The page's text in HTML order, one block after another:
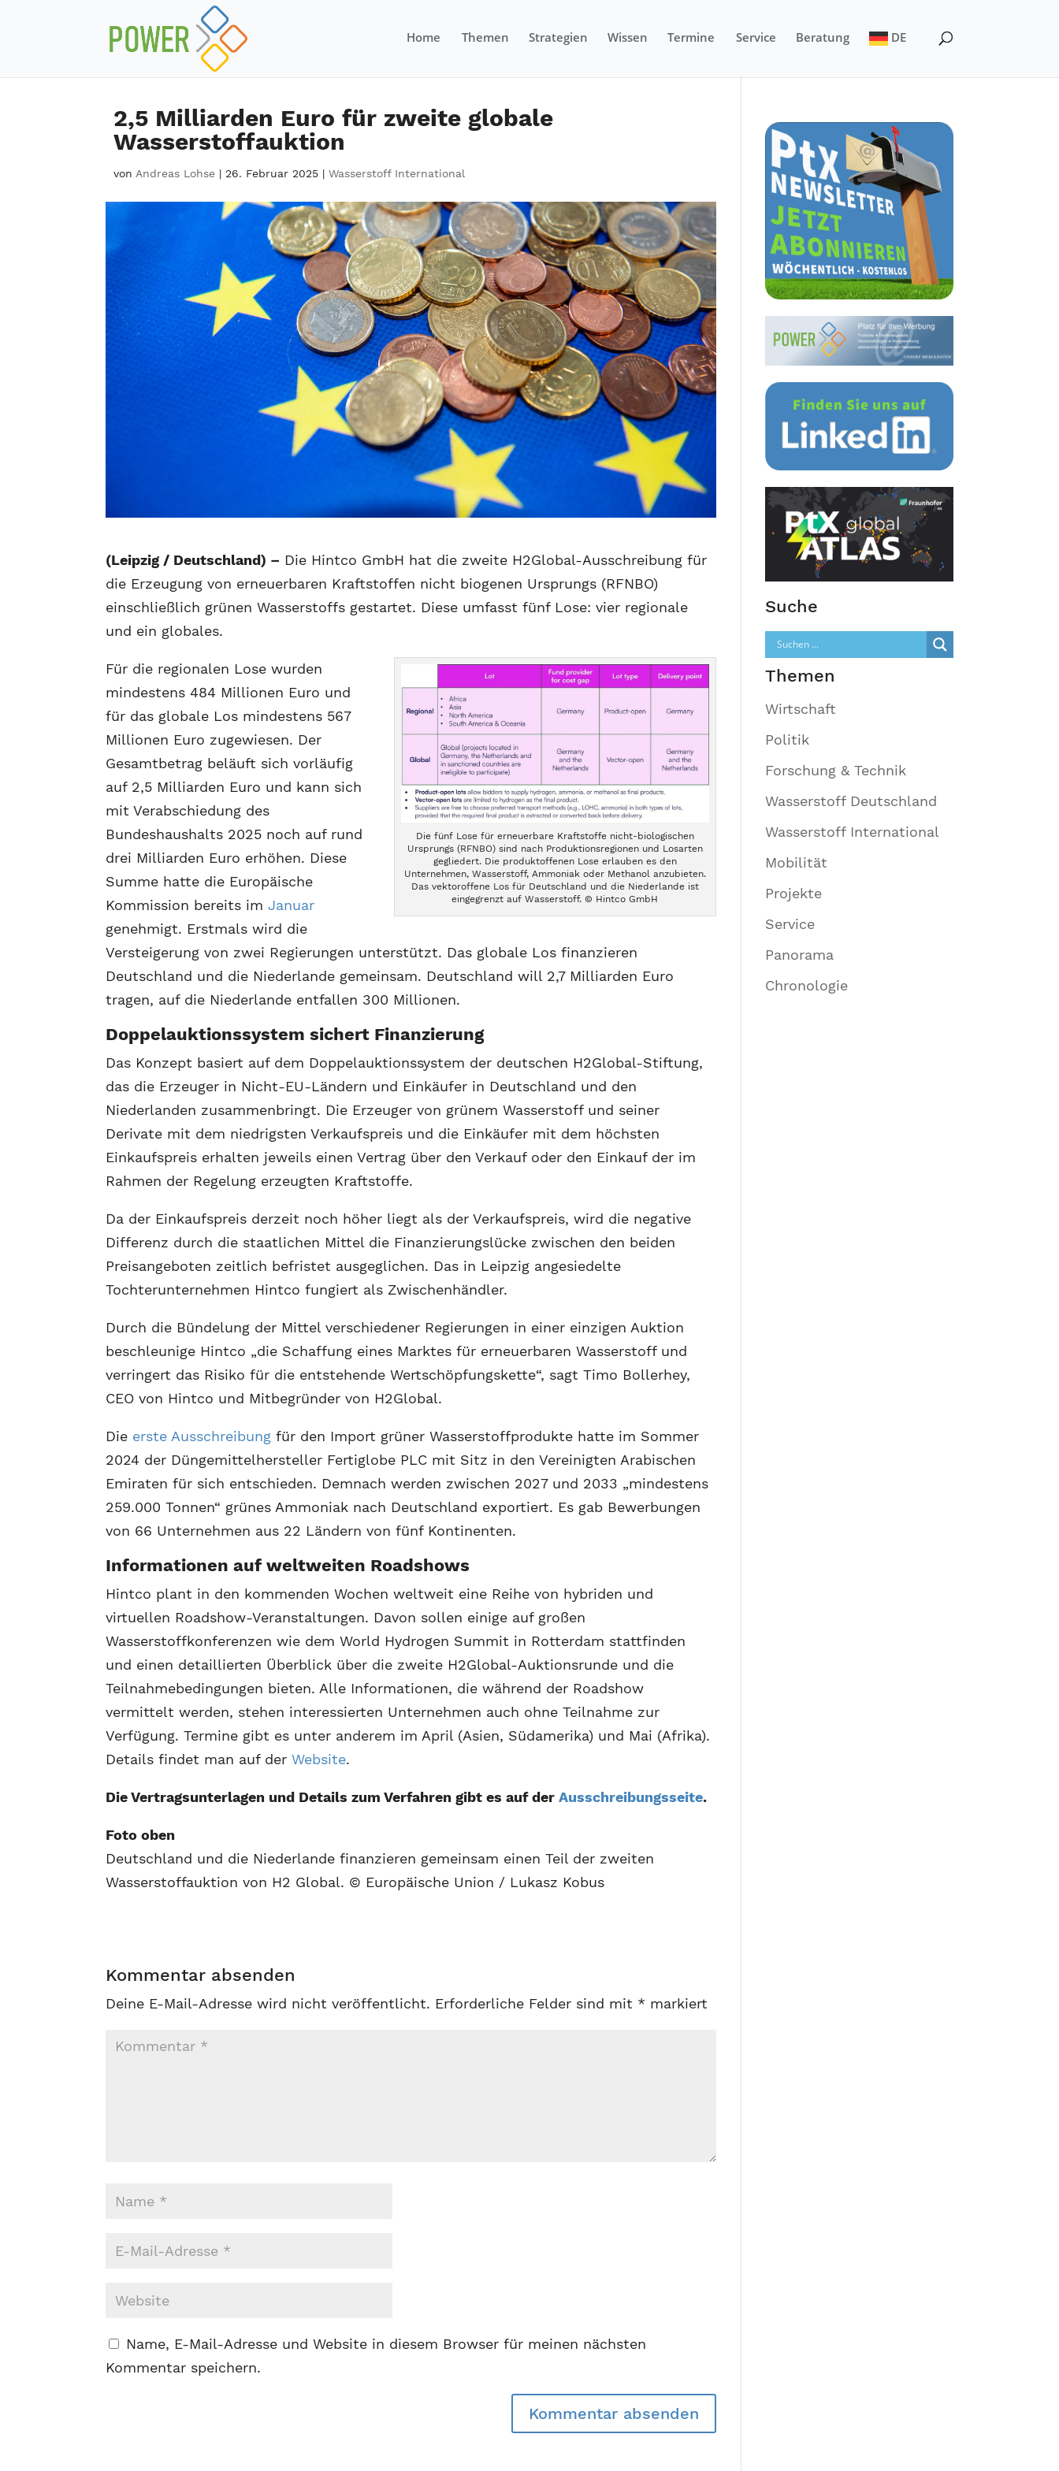
Home Themen Strategien Wissen Termine Service Beratung DE
2,5 Milliarden Euro für zweite globale
Wasserstoffauktion
von Andreas Lohse |26. Februar 2025 |Wasserstoff International
(Leipzig / Deutschland) – Die Hintco GmbH hat die zweite H2Global-Ausschreibung für
die Erzeugung von erneuerbaren Kraftstoffen nicht biogenen Ursprungs (RFNBO)
einschließlich grünen Wasserstoffs gestartet. Diese umfasst fünf Lose: vier regionale
und ein globales.
Die fünf Lose für erneuerbare Kraftstoffe nicht-biologischen
Ursprungs (RFNBO) sind nach Produktionsregionen und Losarten
gegliedert. Die produktoffenen Lose erlauben es den
Unternehmen, Wasserstoff, Ammoniak oder Methanol anzubieten.
Das vektoroffene Los für Deutschland und die Niederlande ist
eingegrenzt auf Wasserstoff. © Hintco GmbH
Für die regionalen Lose wurden
mindestens 484 Millionen Euro und
für das globale Los mindestens 567
Millionen Euro zugewiesen. Der
Gesamtbetrag beläuft sich vorläufig
auf 2,5 Milliarden Euro und kann sich
mit Verabschiedung des
Bundeshaushalts 2025 noch auf rund
drei Milliarden Euro erhöhen. Diese
Summe hatte die Europäische
Kommission bereits imJanuar
genehmigt. Erstmals wird die
Versteigerung von zwei Regierungen unterstützt. Das globale Los finanzieren
Deutschland und die Niederlande gemeinsam. Deutschland will 2,7 Milliarden Euro
tragen, auf die Niederlande entfallen 300 Millionen.
Doppelauktionssystem sichert Finanzierung
Das Konzept basiert auf dem Doppelauktionssystem der deutschen H2Global-Stiftung,
das die Erzeuger in Nicht-EU-Ländern und Einkäufer in Deutschland und den
Niederlanden zusammenbringt. Die Erzeuger von grünem Wasserstoff und seiner
Derivate mit dem niedrigsten Verkaufspreis und die Einkäufer mit dem höchsten
Einkaufspreis erhalten jeweils einen Vertrag über den Verkauf oder den Einkauf der im
Rahmen der Regelung erzeugten Kraftstoffe.
Da der Einkaufspreis derzeit noch höher liegt als der Verkaufspreis, wird die negative
Differenz durch die staatlichen Mittel die Finanzierungslücke zwischen den beiden
Preisangeboten zeitlich befristet ausgeglichen. Das in Leipzig angesiedelte
Tochterunternehmen Hintco fungiert als Zwischenhändler.
Durch die Bündelung der Mittel verschiedener Regierungen in einer einzigen Auktion
beschleunige Hintco „die Schaffung eines Marktes für erneuerbaren Wasserstoff und
verringert das Risiko für die entstehende Wertschöpfungskette“, sagt Timo Bollerhey,
CEO von Hintco und Mitbegründer von H2Global.
Die erste Ausschreibung für den Import grüner Wasserstoffprodukte hatte im Sommer
2024 der Düngemittelhersteller Fertiglobe PLC mit Sitz in den Vereinigten Arabischen
Emiraten für sich entschieden. Demnach werden zwischen 2027 und 2033 „mindestens
259.000 Tonnen“ grünes Ammoniak nach Deutschland exportiert. Es gab Bewerbungen
von 66 Unternehmen aus 22 Ländern von fünf Kontinenten.
Informationen auf weltweiten Roadshows
Hintco plant in den kommenden Wochen weltweit eine Reihe von hybriden und
virtuellen Roadshow-Veranstaltungen. Davon sollen einige auf großen
Wasserstoffkonferenzen wie dem World Hydrogen Summit in Rotterdam stattfinden
und einen detaillierten Überblick über die zweite H2Global-Auktionsrunde und die
Teilnahmebedingungen bieten. Alle Informationen, die während der Roadshow
vermittelt werden, stehen interessierten Unternehmen auch ohne Teilnahme zur
Verfügung. Termine gibt es unter anderem im April (Asien, Südamerika) und Mai (Afrika).
Details findet man auf der Website.
Die Vertragsunterlagen und Details zum Verfahren gibt es auf derAusschreibungsseite.
Foto oben
Deutschland und die Niederlande finanzieren gemeinsam einen Teil der zweiten
Wasserstoffauktion von H2 Global. © Europäische Union / Lukasz Kobus
Kommentar absenden
Deine E-Mail-Adresse wird nicht veröffentlicht. Erforderliche Felder sind mit * markiert
Name, E-Mail-Adresse und Website in diesem Browser für meinen nächsten
Kommentar speichern.
Suche
Themen
Wirtschaft
Politik
Forschung & Technik
Wasserstoff Deutschland
Wasserstoff International
Mobilität
Projekte
Service
Panorama
Chronologie